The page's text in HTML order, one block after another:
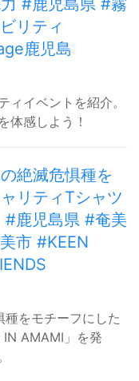
#鹿児島県 #霧
リティ
鹿児島
イベントを紹介。
体感しよう！
絶滅危惧種を
リティTシャツ
#鹿児島県 #奄美
市 #KEEN
種をモチーフにした
IN AMAMI」を発